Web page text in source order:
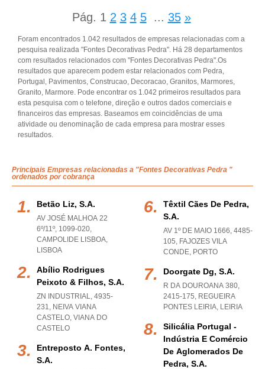
Pág. 1 2 3 4 5 ... 35 »
Foram encontrados 1.042 resultados de empresas relacionadas com a
pesquisa realizada "Fontes Decorativas Pedra". Há 28 departamentos
com resultados relacionados com "Fontes Decorativas Pedra".Os
resultados que aparecem podem estar relacionados com Pedra,
Portugal, Pavimentos, Construcao, Decoracao, Granitos, Marmores,
Granito, Marmore. Pode encontrar os 1.042 primeiros resultados para
esta pesquisa com o telefone, direção e outros dados comerciais e
financeiros das empresas. Baseamos em coincidências de uma
atividade ou denominação de cada empresa para mostrar esses
resultados.
Principais Empresas relacionadas a "Fontes Decorativas Pedra "
ordenados por cobrança
Betão Liz, S.a.
AV JOSÉ MALHOA 22
6º/11º, 1099-020,
CAMPOLIDE LISBOA,
LISBOA
Abílio Rodrigues
Peixoto & Filhos, S.a.
ZN INDUSTRIAL, 4935-
231, NEIVA VIANA
CASTELO, VIANA DO
CASTELO
Entreposto A. Fontes,
S.a.
Têxtil Cães De Pedra,
S.a.
AV 1º DE MAIO 1666, 4485-
105, FAJOZES VILA
CONDE, PORTO
Doorgate Dg, S.a.
R DA DOUROANA 380,
2415-175, REGUEIRA
PONTES LEIRIA, LEIRIA
Silicália Portugal -
Indústria E Comércio
De Aglomerados De
Pedra, S.a.